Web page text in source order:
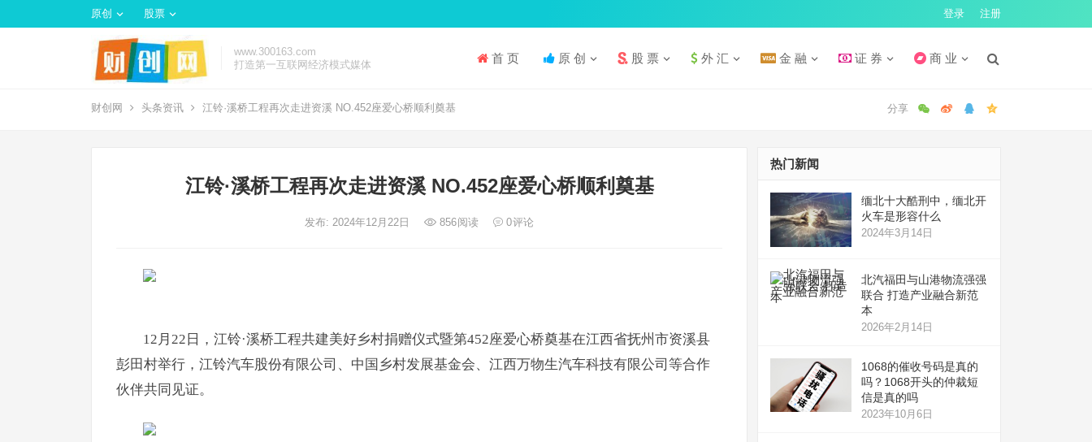
原创 股票 登录 注册
www.300163.com
打造第一互联网经济模式媒体
首 页 原 创 股 票 外 汇 金 融 证 券 商 业
财创网 头条资讯 江铃·溪桥工程再次走进资溪 NO.452座爱心桥顺利奠基
江铃·溪桥工程再次走进资溪 NO.452座爱心桥顺利奠基
发布: 2024年12月22日 856阅读 0评论
12月22日，江铃·溪桥工程共建美好乡村捐赠仪式暨第452座爱心桥奠基在江西省抚州市资溪县
彭田村举行，江铃汽车股份有限公司、中国乡村发展基金会、江西万物生汽车科技有限公司等合作
伙伴共同见证。
热门新闻
缅北十大酷刑中，缅北开
火车是形容什么
2024年3月14日
北汽福田与山港物流强强
联合 打造产业融合新范
本
2026年2月14日
1068的催收号码是真的
吗？1068开头的仲裁短
信是真的吗
2023年10月6日